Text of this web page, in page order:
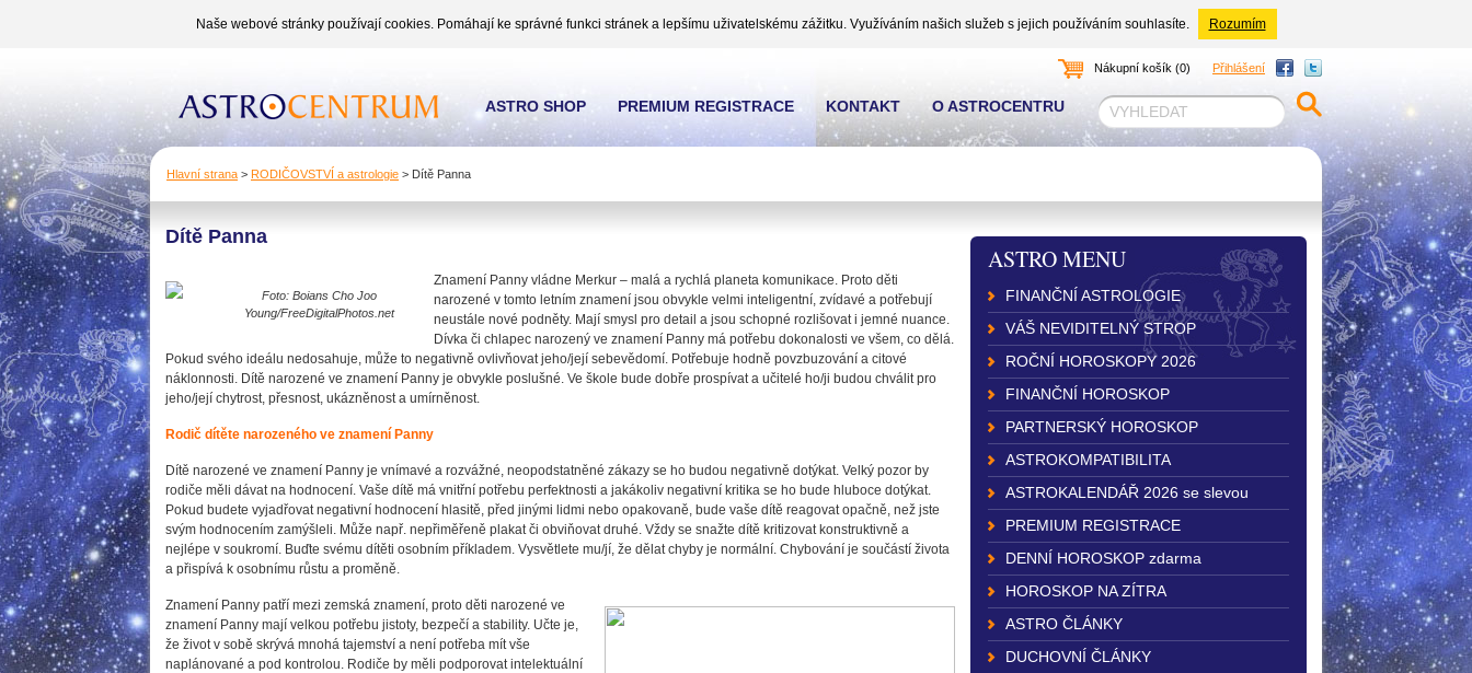
Naše webové stránky používají cookies. Pomáhají ke správné funkci stránek a lepšímu uživatelskému zážitku. Využíváním našich služeb s jejich používáním souhlasíte. Rozumím
Hlavní strana > RODIČOVSTVÍ a astrologie > Dítě Panna
Dítě Panna
Foto: Boians Cho Joo
Young/FreeDigitalPhotos.net
Znamení Panny vládne Merkur – malá a rychlá planeta komunikace. Proto děti
narozené v tomto letním znamení jsou obvykle velmi inteligentní, zvídavé a potřebují
neustále nové podněty. Mají smysl pro detail a jsou schopné rozlišovat i jemné nuance.
Dívka či chlapec narozený ve znamení Panny má potřebu dokonalosti ve všem, co dělá.
Pokud svého ideálu nedosahuje, může to negativně ovlivňovat jeho/její sebevědomí. Potřebuje hodně povzbuzování a citové
náklonnosti. Dítě narozené ve znamení Panny je obvykle poslušné. Ve škole bude dobře prospívat a učitelé ho/ji budou chválit pro
jeho/její chytrost, přesnost, ukázněnost a umírněnost.
Rodič dítěte narozeného ve znamení Panny
Dítě narozené ve znamení Panny je vnímavé a rozvážné, neopodstatněné zákazy se ho budou negativně dotýkat. Velký pozor by
rodiče měli dávat na hodnocení. Vaše dítě má vnitřní potřebu perfektnosti a jakákoliv negativní kritika se ho bude hluboce dotýkat.
Pokud budete vyjadřovat negativní hodnocení hlasitě, před jinými lidmi nebo opakovaně, bude vaše dítě reagovat opačně, než jste
svým hodnocením zamýšleli. Může např. nepřiměřeně plakat či obviňovat druhé. Vždy se snažte dítě kritizovat konstruktivně a
nejlépe v soukromí. Buďte svému dítěti osobním příkladem. Vysvětlete mu/jí, že dělat chyby je normální. Chybování je součástí života
a přispívá k osobnímu růstu a proměně.
Znamení Panny patří mezi zemská znamení, proto děti narozené ve
znamení Panny mají velkou potřebu jistoty, bezpečí a stability. Učte je,
že život v sobě skrývá mnohá tajemství a není potřeba mít vše
naplánované a pod kontrolou. Rodiče by měli podporovat intelektuální
ASTRO MENU
FINANČNÍ ASTROLOGIE
VÁŠ NEVIDITELNÝ STROP
ROČNÍ HOROSKOPY 2026
FINANČNÍ HOROSKOP
PARTNERSKÝ HOROSKOP
ASTROKOMPATIBILITA
ASTROKALENDÁŘ 2026 se slevou
PREMIUM REGISTRACE
DENNÍ HOROSKOP zdarma
HOROSKOP NA ZÍTRA
ASTRO ČLÁNKY
DUCHOVNÍ ČLÁNKY
ASTRO SHOP PREMIUM REGISTRACE KONTAKT O ASTROCENTRU
Přihlášení
Nákupní košík (0)